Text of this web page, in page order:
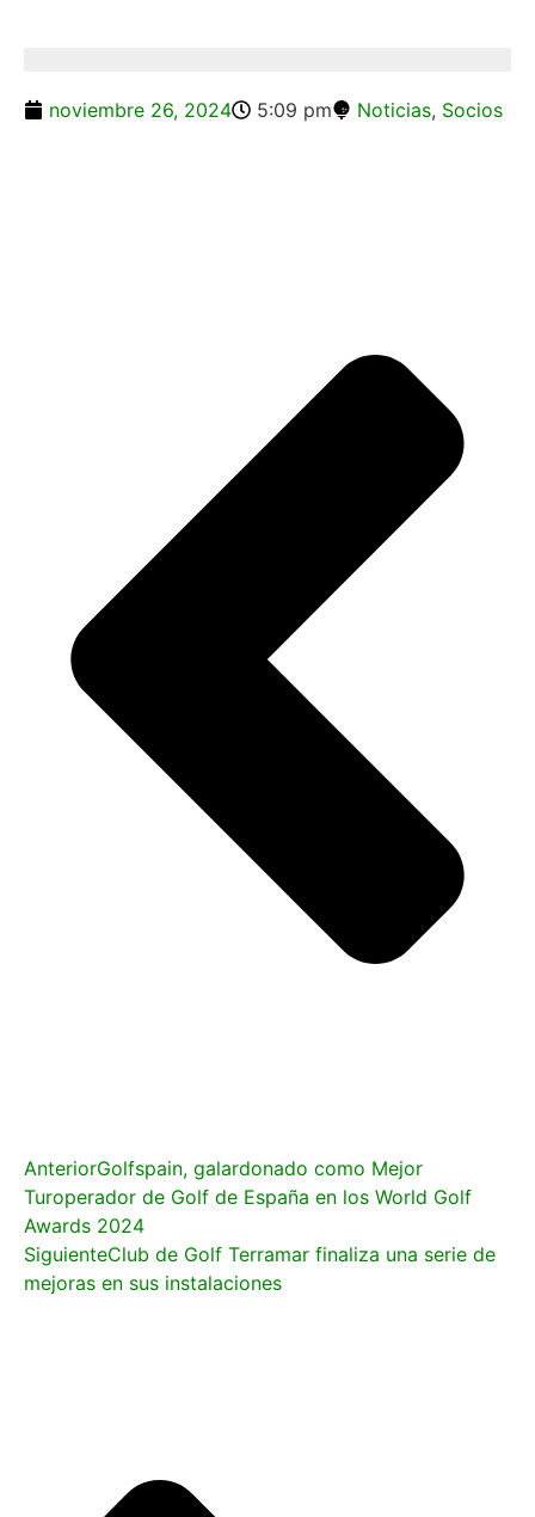
noviembre 26, 2024 5:09 pm Noticias, Socios
AnteriorGolfspain, galardonado como Mejor
Turoperador de Golf de España en los World Golf
Awards 2024
SiguienteClub de Golf Terramar finaliza una serie de
mejoras en sus instalaciones